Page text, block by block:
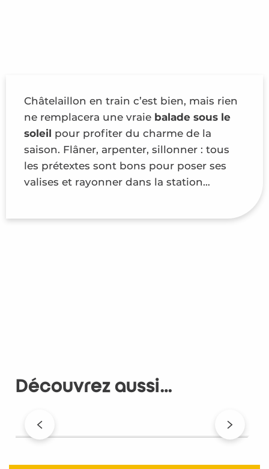
Châtelaillon en train c’est bien, mais rien
ne remplacera une vraie balade sous le
soleil pour profiter du charme de la
saison. Flâner, arpenter, sillonner : tous
les prétextes sont bons pour poser ses
valises et rayonner dans la station…
Découvrez aussi…
Week-end à Châtelaillon en hors saison